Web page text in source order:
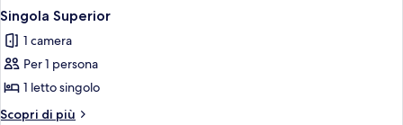
Singola Superior
1 camera
Per 1 persona
1 letto singolo
Scopri di più
Altri